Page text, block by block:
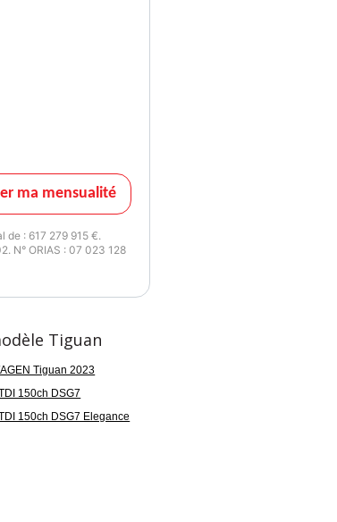
ma mensualité
de : 617 279 915 €.
N° ORIAS : 07 023 128
Tiguan
Tiguan 2023
150ch DSG7
150ch DSG7 Elegance